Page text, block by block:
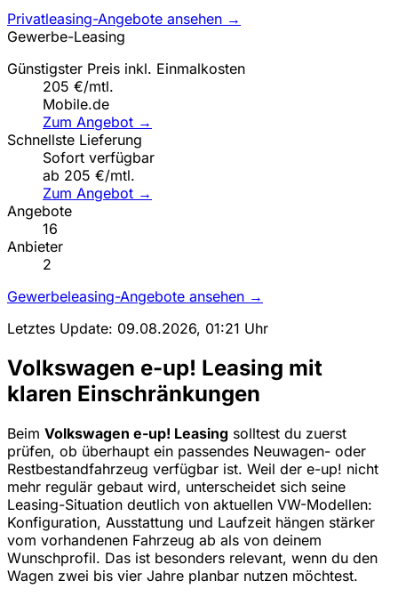
Privatleasing-Angebote ansehen →
Gewerbe-Leasing
Günstigster Preis inkl. Einmalkosten
205 €/mtl.
Mobile.de
Zum Angebot →
Schnellste Lieferung
Sofort verfügbar
ab 205 €/mtl.
Zum Angebot →
Angebote
16
Anbieter
2
Gewerbeleasing-Angebote ansehen →
Letztes Update: 09.08.2026, 01:21 Uhr
Volkswagen e-up! Leasing mit
klaren Einschränkungen
Beim Volkswagen e-up! Leasing solltest du zuerst
prüfen, ob überhaupt ein passendes Neuwagen- oder
Restbestandfahrzeug verfügbar ist. Weil der e-up! nicht
mehr regulär gebaut wird, unterscheidet sich seine
Leasing-Situation deutlich von aktuellen VW-Modellen:
Konfiguration, Ausstattung und Laufzeit hängen stärker
vom vorhandenen Fahrzeug ab als von deinem
Wunschprofil. Das ist besonders relevant, wenn du den
Wagen zwei bis vier Jahre planbar nutzen möchtest.